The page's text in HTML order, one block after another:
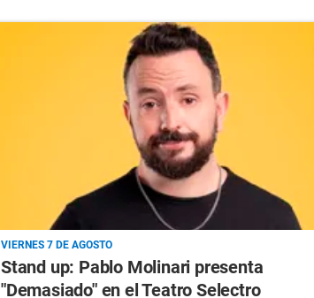
VIERNES 7 DE AGOSTO
Stand up: Pablo Molinari presenta
"Demasiado" en el Teatro Selectro